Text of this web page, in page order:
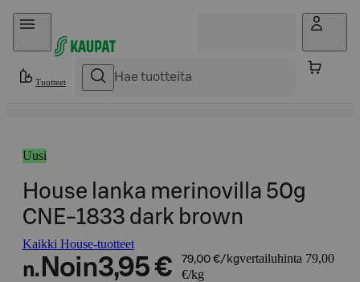
Hyppää sisältöön
Tuotteet
Uusi
House lanka merinovilla 50g
CNE-1833 dark brown
Kaikki House-tuotteet
n. Noin3,95 € 79,00 €/kgvertailuhinta 79,00
€/kg